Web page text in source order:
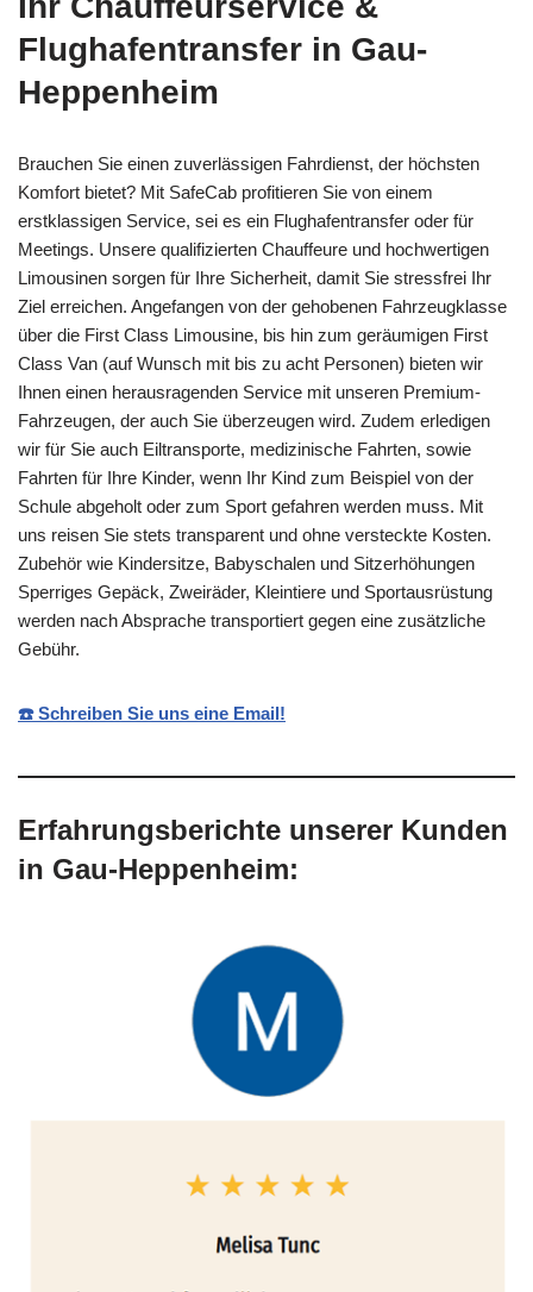
Flughafentransfer in Gau-
Heppenheim
Brauchen Sie einen zuverlässigen Fahrdienst, der höchsten
Komfort bietet? Mit SafeCab profitieren Sie von einem
erstklassigen Service, sei es ein Flughafentransfer oder für
Meetings. Unsere qualifizierten Chauffeure und hochwertigen
Limousinen sorgen für Ihre Sicherheit, damit Sie stressfrei Ihr
Ziel erreichen. Angefangen von der gehobenen Fahrzeugklasse
über die First Class Limousine, bis hin zum geräumigen First
Class Van (auf Wunsch mit bis zu acht Personen) bieten wir
Ihnen einen herausragenden Service mit unseren Premium-
Fahrzeugen, der auch Sie überzeugen wird. Zudem erledigen
wir für Sie auch Eiltransporte, medizinische Fahrten, sowie
Fahrten für Ihre Kinder, wenn Ihr Kind zum Beispiel von der
Schule abgeholt oder zum Sport gefahren werden muss. Mit
uns reisen Sie stets transparent und ohne versteckte Kosten.
Zubehör wie Kindersitze, Babyschalen und Sitzerhöhungen
Sperriges Gepäck, Zweiräder, Kleintiere und Sportausrüstung
werden nach Absprache transportiert gegen eine zusätzliche
Gebühr.
☎️ Schreiben Sie uns eine Email!
Erfahrungsberichte unserer Kunden
in Gau-Heppenheim: